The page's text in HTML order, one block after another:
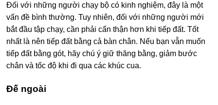
Đối với những người chạy bộ có kinh nghiệm, đây là một
vấn đề bình thường. Tuy nhiên, đối với những người mới
bắt đầu tập chạy, cần phải cẩn thận hơn khi tiếp đất. Tốt
nhất là nên tiếp đất bằng cả bàn chân. Nếu bạn vẫn muốn
tiếp đất bằng gót, hãy chú ý giữ thăng bằng, giảm bước
chân và tốc độ khi đi qua các khúc cua.
Đế ngoài